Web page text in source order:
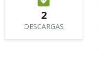
2
DESCARGAS